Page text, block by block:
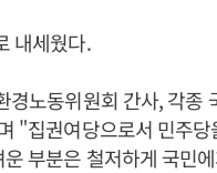
내세웠다.
경노동위원회 간사, 각종
"집권여당으로서 민주당
부분은 철저하게 국민